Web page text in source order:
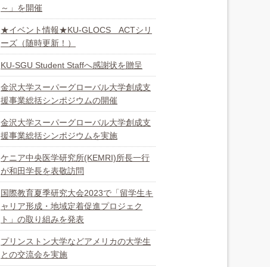
～」を開催
★イベント情報★KU-GLOCS ACTシリ
ーズ（随時更新！）
KU-SGU Student Staffへ感謝状を贈呈
金沢大学スーパーグローバル大学創成支
援事業総括シンポジウムの開催
金沢大学スーパーグローバル大学創成支
援事業総括シンポジウムを実施
ケニア中央医学研究所(KEMRI)所長一行
が和田学長を表敬訪問
国際教育夏季研究大会2023で「留学生キ
ャリア形成・地域定着促進プロジェク
ト」の取り組みを発表
プリンストン大学などアメリカの大学生
との交流会を実施